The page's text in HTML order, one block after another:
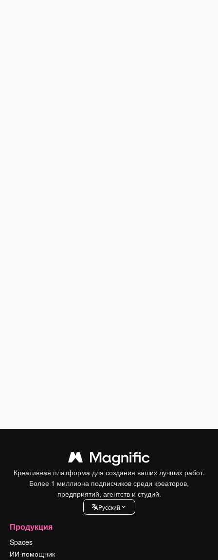
Креативная платформа для создания ваших лучших работ.
Более 1 миллиона подписчиков среди креаторов,
предприятий, агентств и студий.
Pусский
Продукция
Spaces
ИИ-помощник